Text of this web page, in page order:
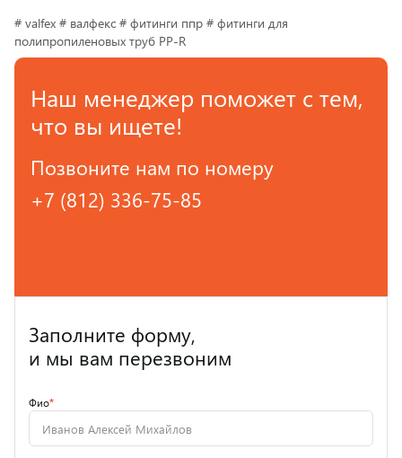
# valfex # валфекс # фитинги ппр # фитинги для
полипропиленовых труб PP-R
Наш менеджер поможет с тем,
что вы ищете!
Позвоните нам по номеру
+7 (812) 336-75-85
Заполните форму,
и мы вам перезвоним
Фио*